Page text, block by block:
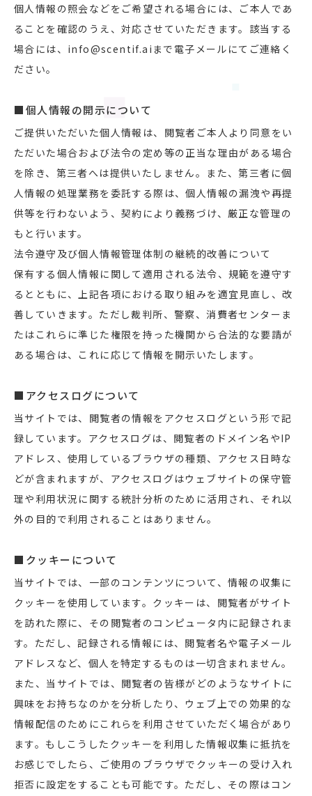
個人情報の照会などをご希望される場合には、ご本人であ
ることを確認のうえ、対応させていただきます。該当する
場合には、info@scentif.aiまで電子メールにてご連絡く
ださい。
■個人情報の開示について
ご提供いただいた個人情報は、閲覧者ご本人より同意をい
ただいた場合および法令の定め等の正当な理由がある場合
を除き、第三者へは提供いたしません。また、第三者に個
人情報の処理業務を委託する際は、個人情報の漏洩や再提
供等を行わないよう、契約により義務づけ、厳正な管理の
もと行います。
法令遵守及び個人情報管理体制の継続的改善について
保有する個人情報に関して適用される法令、規範を遵守す
るとともに、上記各項における取り組みを適宜見直し、改
善していきます。ただし裁判所、警察、消費者センターま
たはこれらに準じた権限を持った機関から合法的な要請が
ある場合は、これに応じて情報を開示いたします。
■アクセスログについて
当サイトでは、閲覧者の情報をアクセスログという形で記
録しています。アクセスログは、閲覧者のドメイン名やIP
アドレス、使用しているブラウザの種類、アクセス日時な
どが含まれますが、アクセスログはウェブサイトの保守管
理や利用状況に関する統計分析のために活用され、それ以
外の目的で利用されることはありません。
■クッキーについて
当サイトでは、一部のコンテンツについて、情報の収集に
クッキーを使用しています。クッキーは、閲覧者がサイト
を訪れた際に、その閲覧者のコンピュータ内に記録されま
す。ただし、記録される情報には、閲覧者名や電子メール
アドレスなど、個人を特定するものは一切含まれません。
また、当サイトでは、閲覧者の皆様がどのようなサイトに
興味をお持ちなのかを分析したり、ウェブ上での効果的な
情報配信のためにこれらを利用させていただく場合があり
ます。もしこうしたクッキーを利用した情報収集に抵抗を
お感じでしたら、ご使用のブラウザでクッキーの受け入れ
拒否に設定をすることも可能です。ただし、その際はコン